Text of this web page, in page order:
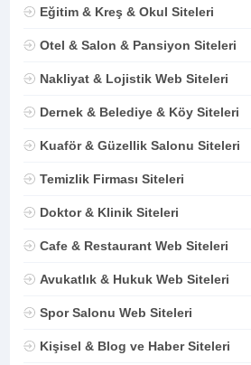
Eğitim & Kreş & Okul Siteleri
Otel & Salon & Pansiyon Siteleri
Nakliyat & Lojistik Web Siteleri
Dernek & Belediye & Köy Siteleri
Kuaför & Güzellik Salonu Siteleri
Temizlik Firması Siteleri
Doktor & Klinik Siteleri
Cafe & Restaurant Web Siteleri
Avukatlık & Hukuk Web Siteleri
Spor Salonu Web Siteleri
Kişisel & Blog ve Haber Siteleri